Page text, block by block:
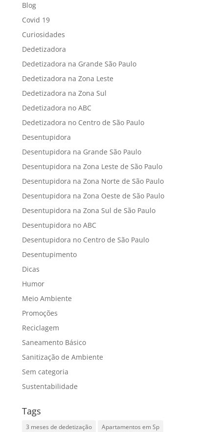
Blog
Covid 19
Curiosidades
Dedetizadora
Dedetizadora na Grande São Paulo
Dedetizadora na Zona Leste
Dedetizadora na Zona Sul
Dedetizadora no ABC
Dedetizadora no Centro de São Paulo
Desentupidora
Desentupidora na Grande São Paulo
Desentupidora na Zona Leste de São Paulo
Desentupidora na Zona Norte de São Paulo
Desentupidora na Zona Oeste de São Paulo
Desentupidora na Zona Sul de São Paulo
Desentupidora no ABC
Desentupidora no Centro de São Paulo
Desentupimento
Dicas
Humor
Meio Ambiente
Promoções
Reciclagem
Saneamento Básico
Sanitização de Ambiente
Sem categoria
Sustentabilidade
Tags
3 meses de dedetização
Apartamentos em Sp